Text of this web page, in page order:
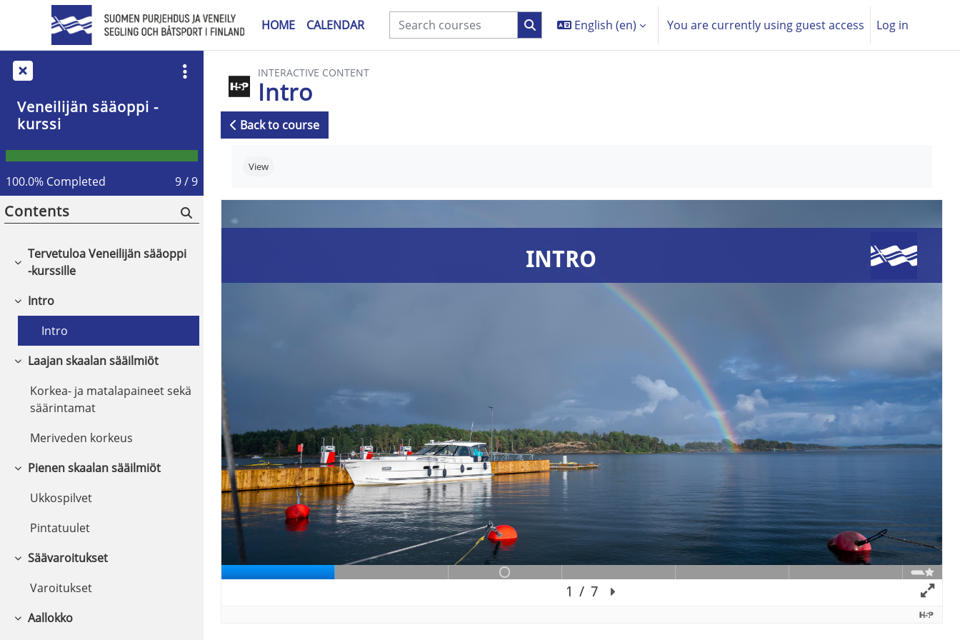
Skip to main content
HOME
CALENDAR English ‎(en)‎ You are currently using guest access Log in
INTERACTIVE CONTENT
Intro
Back to course
View
Veneilijän sääoppi -
kurssi
100.0% Completed 9 / 9
Contents
Collapse
Tervetuloa Veneilijän sääoppi
-kurssille
Collapse
Intro
Intro
Collapse
Laajan skaalan sääilmiöt
Korkea- ja matalapaineet sekä
säärintamat
Meriveden korkeus
Collapse
Pienen skaalan sääilmiöt
Ukkospilvet
Pintatuulet
Collapse
Säävaroitukset
Varoitukset
Collapse
Aallokko